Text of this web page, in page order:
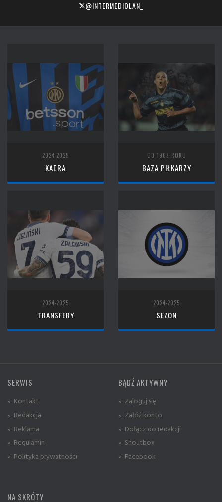
@INTERMEDIOLAN_
2024-2025
KADRA
OD 1908 ROKU
BAZA PIŁKARZY
2024-2025
TRANSFERY
2024-2025
SEZON
SERWIS
» Kontakt
» Redakcja
» Reklama
» Regulamin
» Polityka prywatności
BĄDŹ AKTYWNY
» Zaloguj się
» Załóż konto
» Dołącz do redakcji
» Shoutbox
» Facebook
NA SKRÓTY